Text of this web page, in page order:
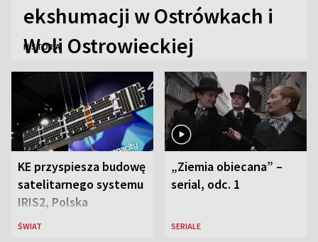
ekshumacji w Ostrówkach i
Woli Ostrowieckiej
HISTORIA
KE przyspiesza budowę
satelitarnego systemu
IRIS2, Polska
przeznaczy 656 mln
ŚWIAT
„Ziemia obiecana” –
serial, odc. 1
SERIALE